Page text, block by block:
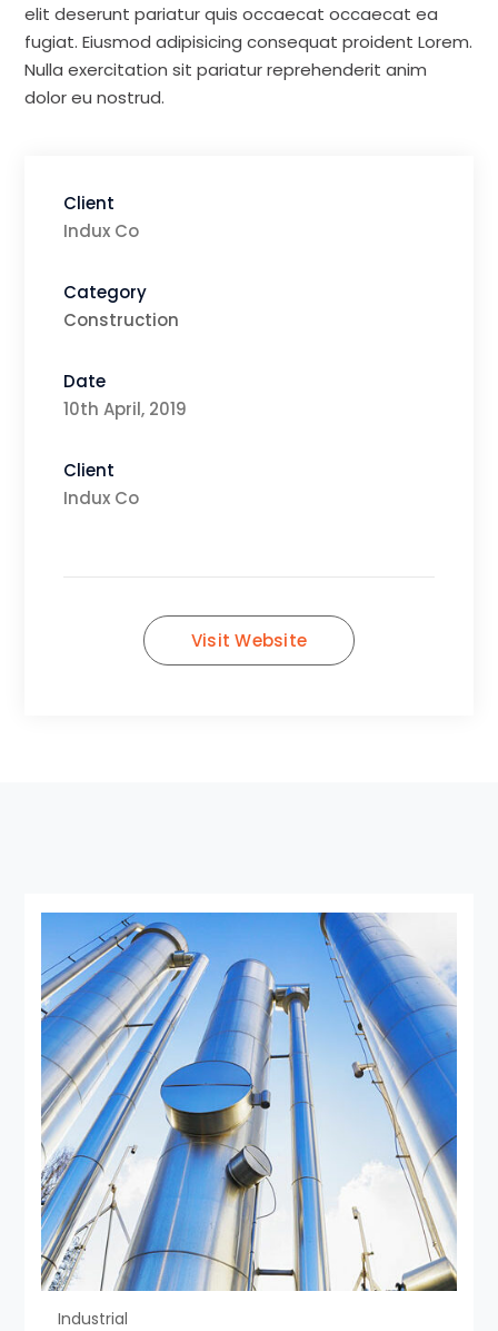
elit deserunt pariatur quis occaecat occaecat ea
fugiat. Eiusmod adipisicing consequat proident Lorem.
Nulla exercitation sit pariatur reprehenderit anim
dolor eu nostrud.
Client
Indux Co
Category
Construction
Date
10th April, 2019
Client
Indux Co
Visit Website
Industrial